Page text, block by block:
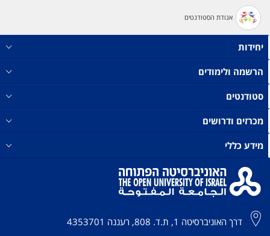
אגודת הסטודנטים
יחידות
הרשמה ולימודים
סטודנטים
מכרזים ודרושים
מידע כללי
דרך האוניברסיטה 1, ת.ד. 808, רעננה 4353701